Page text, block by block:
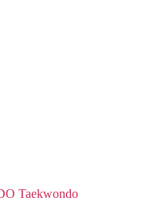
Taekwondo